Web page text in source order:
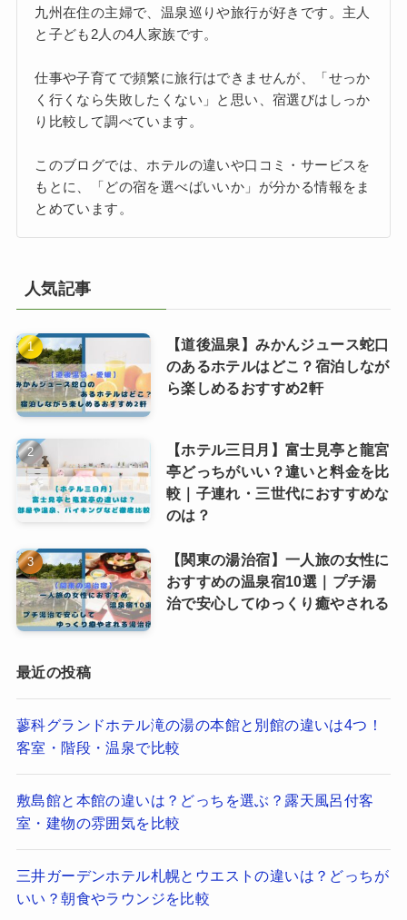
九州在住の主婦で、温泉巡りや旅行が好きです。主人
と子ども2人の4人家族です。
仕事や子育てで頻繁に旅行はできませんが、「せっか
く行くなら失敗したくない」と思い、宿選びはしっか
り比較して調べています。
このブログでは、ホテルの違いや口コミ・サービスを
もとに、「どの宿を選べばいいか」が分かる情報をま
とめています。
人気記事
【道後温泉】みかんジュース蛇口
のあるホテルはどこ？宿泊しなが
ら楽しめるおすすめ2軒
【ホテル三日月】富士見亭と龍宮
亭どっちがいい？違いと料金を比
較｜子連れ・三世代におすすめな
のは？
【関東の湯治宿】一人旅の女性に
おすすめの温泉宿10選｜プチ湯
治で安心してゆっくり癒やされる
最近の投稿
蓼科グランドホテル滝の湯の本館と別館の違いは4つ！
客室・階段・温泉で比較
敷島館と本館の違いは？どっちを選ぶ？露天風呂付客
室・建物の雰囲気を比較
三井ガーデンホテル札幌とウエストの違いは？どっちが
いい？朝食やラウンジを比較